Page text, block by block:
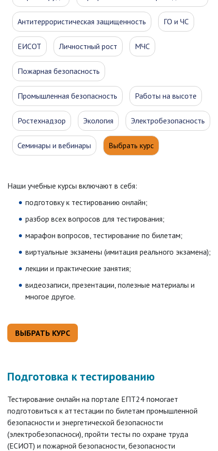
Антитеррористическая защищенность ГО и ЧС
ЕИСОТ Личностный рост МЧС
Пожарная безопасность
Промышленная безопасность Работы на высоте
Ростехнадзор Экология Электробезопасность
Семинары и вебинары Выбрать курс
Наши учебные курсы включают в себя:
подготовку к тестированию онлайн;
разбор всех вопросов для тестирования;
марафон вопросов, тестирование по билетам;
виртуальные экзамены (имитация реального экзамена);
лекции и практические занятия;
видеозаписи, презентации, полезные материалы и
многое другое.
ВЫБРАТЬ КУРС
Подготовка к тестированию
Тестирование онлайн на портале ЕПТ24 помогает
подготовиться к аттестации по билетам промышленной
безопасности и энергетической безопасности
(электробезопасноси), пройти тесты по охране труда
(ЕСИОТ) и пожарной безопасности, безопасности